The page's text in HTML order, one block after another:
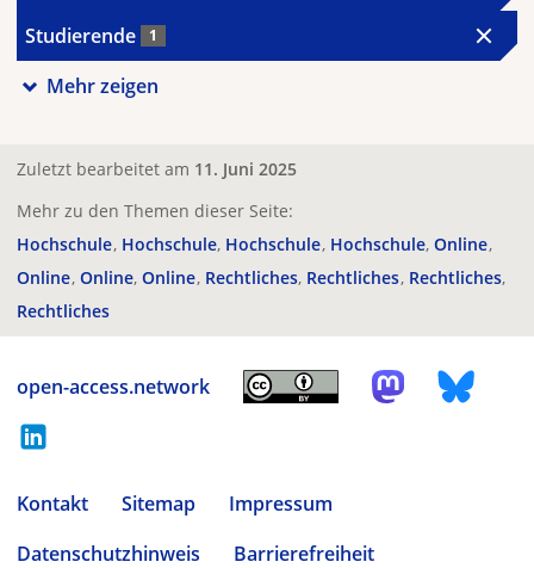
Studierende 1
Mehr zeigen
Zuletzt bearbeitet am 11. Juni 2025
Mehr zu den Themen dieser Seite:
Hochschule Hochschule Hochschule Hochschule Online
Online Online Online Rechtliches Rechtliches Rechtliches
Rechtliches
open-access.network
Kontakt Sitemap
Impressum
Datenschutzhinweis
Barrierefreiheit